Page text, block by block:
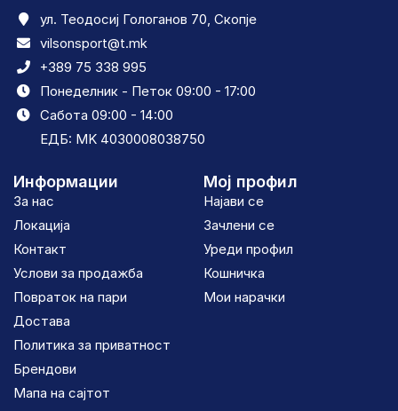
ул. Теодосиј Гологанов 70, Скопје
vilsonsport@t.mk
+389 75 338 995
Понеделник - Петок 09:00 - 17:00
Сабота 09:00 - 14:00
ЕДБ: MK 4030008038750
Информации
За нас
Локација
Контакт
Услови за продажба
Повраток на пари
Достава
Политика за приватност
Брендови
Мапа на сајтот
Мој профил
Најави се
Зачлени се
Уреди профил
Кошничка
Мои нарачки